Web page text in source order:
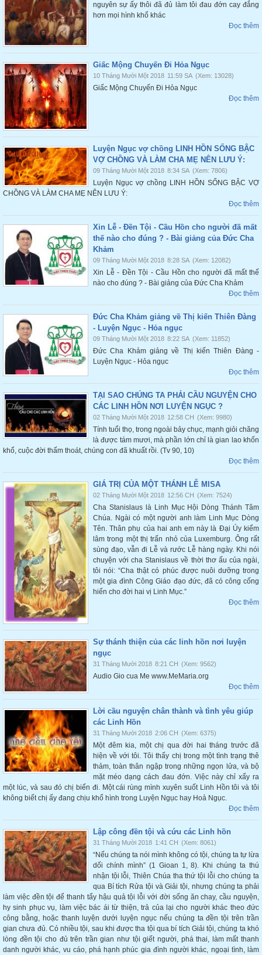
nguyên sự ấy thôi đã đủ làm tôi đau đớn cay đắng
hơn mọi hình khổ khác
Đọc thêm
Giấc Mộng Chuyến Đi Hỏa Ngục
10 Tháng Mười Một 2018 11:59 SA (Xem: 13028)
Giấc Mộng Chuyến Đi Hỏa Ngục
Đọc thêm
Luyện Ngục vợ chồng LINH HỒN SỐNG BẬC
VỢ CHỒNG VÀ LÀM CHA MẸ NÊN LƯU Ý:
09 Tháng Mười Một 2018 8:34 SA (Xem: 7806)
Luyện Ngục vợ chồng LINH HỒN SỐNG BẬC VỢ
CHỒNG VÀ LÀM CHA MẸ NÊN LƯU Ý:
Đọc thêm
Xin Lễ - Đền Tội - Cầu Hồn cho người đã mất
thế nào cho đúng ? - Bài giảng của Đức Cha
Khảm
09 Tháng Mười Một 2018 8:28 SA (Xem: 12082)
Xin Lễ - Đền Tội - Cầu Hồn cho người đã mất thế
nào cho đúng ? - Bài giảng của Đức Cha Khảm
Đọc thêm
Đức Cha Khảm giảng về Thị kiến Thiên Đàng
- Luyện Ngục - Hỏa ngục
09 Tháng Mười Một 2018 8:22 SA (Xem: 11852)
Đức Cha Khảm giảng về Thị kiến Thiên Đàng -
Luyện Ngục - Hỏa ngục
Đọc thêm
TẠI SAO CHÚNG TA PHẢI CẦU NGUYỆN CHO
CÁC LINH HỒN NƠI LUYỆN NGỤC ?
02 Tháng Mười Một 2018 12:58 CH (Xem: 9980)
Tính tuổi thọ, trong ngoài bảy chục, mạnh giỏi chăng
là được tám mươi, mà phần lớn chỉ là gian lao khốn
khổ, cuộc đời thấm thoát, chúng con đã khuất rồi. (Tv 90, 10)
Đọc thêm
GIÁ TRỊ CỦA MỘT THÁNH LỄ MISA
02 Tháng Mười Một 2018 12:56 CH (Xem: 7524)
Cha Stanislaus là Linh Mục Hội Dòng Thánh Tâm
Chúa. Ngài có một người anh làm Linh Mục Dòng
Tên. Thân phụ của hai anh em này là Đại Úy kiểm
lâm trong một thị trấn nhỏ của Luxemburg. Ông rất
sùng đạo, vẫn đi Lễ và rước Lễ hàng ngày. Khi nói
chuyện với cha Stanislaus về thời thơ ấu của ngài,
tôi nói: “Cha thật có phúc được nuôi dưỡng trong
một gia đình Công Giáo đạo đức, đã có công cống
hiến cho đời hai vị Linh Mục.”
Đọc thêm
Sự thánh thiện của các linh hồn nơi luyện
ngục
31 Tháng Mười 2018 8:21 CH (Xem: 9562)
Audio Gio cua Me www.MeMaria.org
Đọc thêm
Lời cầu nguyện chân thành và tình yêu giúp
các Linh Hồn
31 Tháng Mười 2018 2:06 CH (Xem: 6375)
Một đêm kia, một chị qua đời hai tháng trước đã
hiện về với tôi. Tôi thấy chị trong một tình trạng thê
thảm, toàn thân ngập trong những ngọn lửa, và bộ
mặt méo dạng cách đau đớn. Việc này chỉ xẩy ra
một lúc, và sau đó chị biến đi. Một cái rùng mình xuyên suốt Linh Hồn tôi và tôi
không biết chị ấy đang chịu khổ hình trong Luyện Ngục hay Hoả Ngục.
Đọc thêm
Lập công đền tội và cứu các Linh hồn
31 Tháng Mười 2018 1:41 CH (Xem: 8061)
“Nếu chúng ta nói mình không có tội, chúng ta tự lừa
dối chính mình” (1 Gioan 1, 8). Khi chúng ta thú
nhận tội lỗi, Thiên Chúa tha thứ tội lỗi cho chúng ta
qua Bí tích Rửa tội và Giải tội, nhưng chúng ta phải
làm việc đền tội để thanh tẩy hậu quả tội lỗi với đời sống ăn chay, cầu nguyện,
hy sinh phục vụ, làm việc bác ái từ thiện, trả của lại cho người khác theo đức
công bằng, hoặc thanh luyện dưới luyện ngục nếu chúng ta đền tội trên trần
gian chưa đủ. Có nhiều tội, sau khi được tha tội qua bí tích Giải tội, chúng ta khó
lòng đền tội cho đủ trên trần gian như tội giết người, phá thai, làm mất thanh
danh người khác, vu cáo, phá hạnh phúc gia đình người khác, ngoại tình, làm